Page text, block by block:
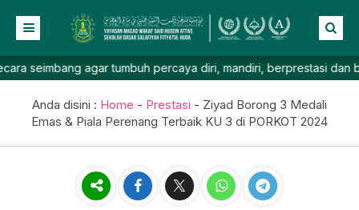
Beranda
Profil
Visi & Misi
NEW
agar tumbuh percaya diri, mandiri, berprestasi dan
Anda disini : Home - Prestasi - Ziyad Borong 3 Medali
Emas & Piala Perenang Terbaik KU 3 di PORKOT 2024